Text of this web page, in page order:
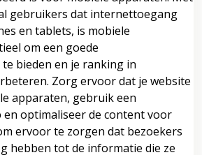
gebruikers dat internettoegang
en tablets, is mobiele
om een goede
bieden en je ranking in
Zorg ervoor dat je website
apparaten, gebruik een
optimaliseer de content voor
ervoor te zorgen dat bezoekers
hebben tot de informatie die ze